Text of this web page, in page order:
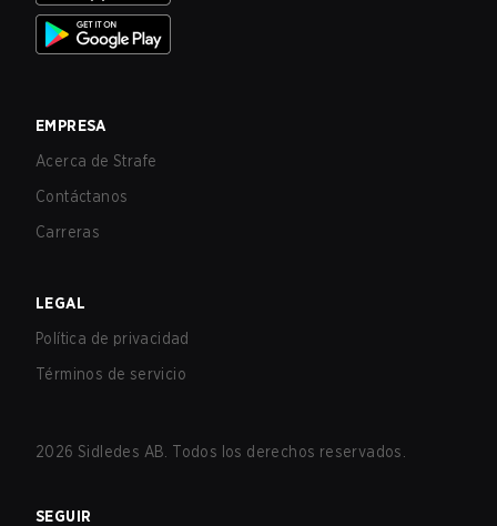
EMPRESA
Acerca de Strafe
Contáctanos
Carreras
LEGAL
Política de privacidad
Términos de servicio
2026 Sidledes AB. Todos los derechos reservados.
SEGUIR